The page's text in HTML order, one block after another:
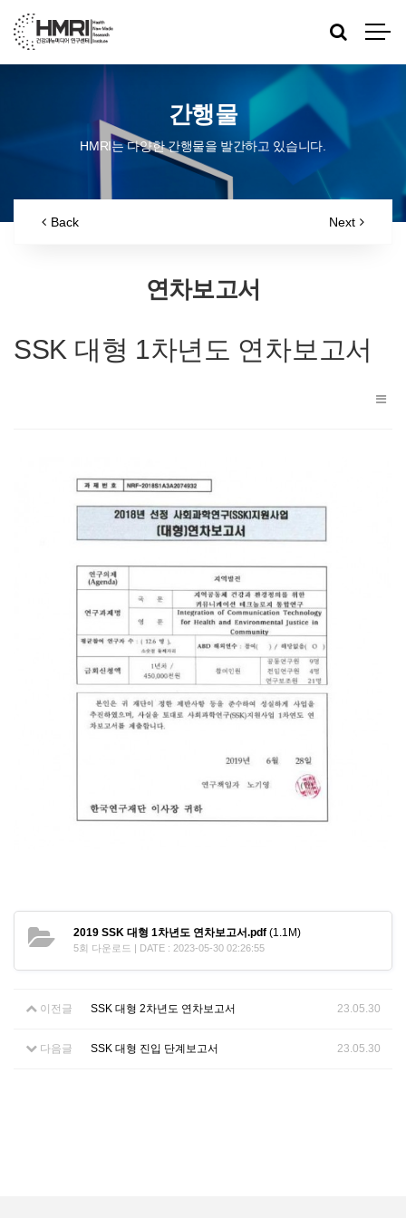
간행물
HMRI는 다양한 간행물을 발간하고 있습니다.
Back Next
연차보고서
SSK 대형 1차년도 연차보고서
2019 SSK 대형 1차년도 연차보고서.pdf (1.1M)
5회 다운로드 | DATE : 2023-05-30 02:26:55
이전글 SSK 대형 2차년도 연차보고서 23.05.30
다음글 SSK 대형 진입 단계보고서 23.05.30